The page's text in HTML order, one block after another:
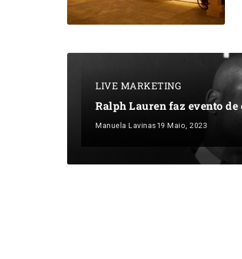
LIVE MARKETING
Ralph Lauren faz evento
Manuela Lavinas 19 Maio, 2023